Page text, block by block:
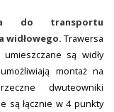
do transportu
widłowego. Trawersa
są widły
montaż na
dwuteowniki
są łącznie w 4 punkty